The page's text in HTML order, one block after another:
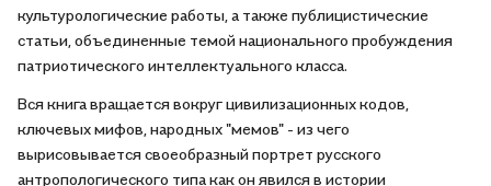
культурологические работы, а также публицистические
статьи, объединенные темой национального пробуждения
патриотического интеллектуального класса.
Вся книга вращается вокруг цивилизационных кодов,
ключевых мифов, народных "мемов" - из чего
вырисовывается своеобразный портрет русского
антропологического типа как он явился в истории